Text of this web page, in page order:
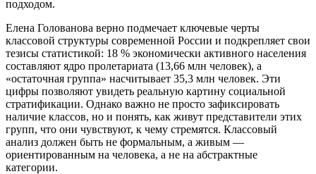
подходом.
Елена Голованова верно подмечает ключевые черты
классовой структуры современной России и подкрепляет свои
тезисы статистикой: 18 % экономически активного населения
составляют ядро пролетариата (13,66 млн человек), а
«остаточная группа» насчитывает 35,3 млн человек. Эти
цифры позволяют увидеть реальную картину социальной
стратификации. Однако важно не просто зафиксировать
наличие классов, но и понять, как живут представители этих
групп, что они чувствуют, к чему стремятся. Классовый
анализ должен быть не формальным, а живым —
ориентированным на человека, а не на абстрактные
категории.